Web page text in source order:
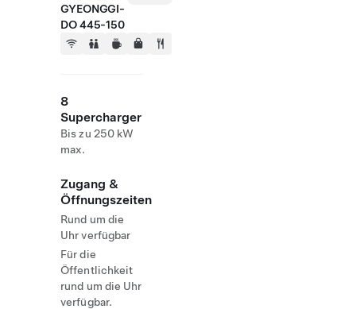
GYEONGGI-
DO 445-150
8
Supercharger
Bis zu 250 kW
max.
Zugang &
Öffnungszeiten
Rund um die
Uhr verfügbar
Für die
Öffentlichkeit
rund um die Uhr
verfügbar.